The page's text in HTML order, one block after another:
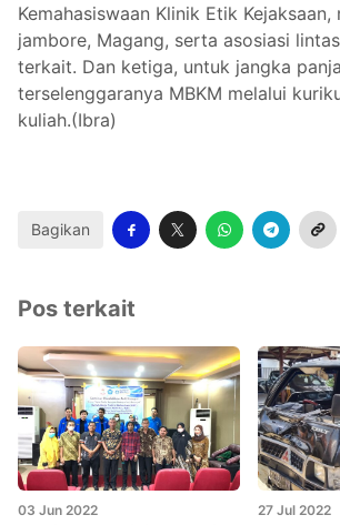
Kemahasiswaan Klinik Etik Kejaksaan,
jambore, Magang, serta asosiasi
terkait. Dan ketiga, untuk jangka
terselenggaranya MBKM melalui
kuliah.(Ibra)
Bagikan
Pos terkait
03 Jun 2022 27 Jul 2022